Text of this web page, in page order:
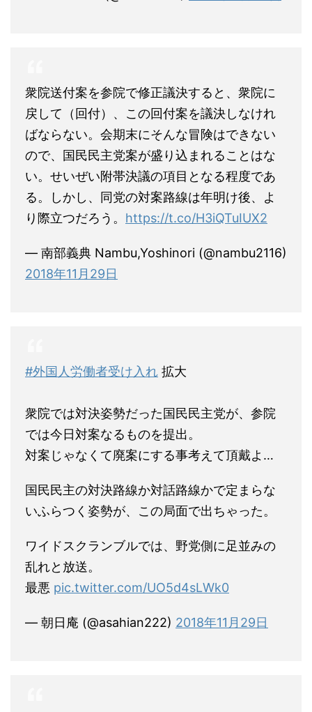
衆院送付案を参院で修正議決すると、衆院に
戻して（回付）、この回付案を議決しなけれ
ばならない。会期末にそんな冒険はできない
ので、国民民主党案が盛り込まれることはな
い。せいぜい附帯決議の項目となる程度であ
る。しかし、同党の対案路線は年明け後、よ
り際立つだろう。 https://t.co/H3iQTuIUX2
— 南部義典 Nambu,Yoshinori (@nambu2116)
2018年11月29日
#外国人労働者受け入れ 拡大
衆院では対決姿勢だった国民民主党が、参院
では今日対案なるものを提出。
対案じゃなくて廃案にする事考えて頂戴よ…
国民民主の対決路線か対話路線かで定まらな
いふらつく姿勢が、この局面で出ちゃった。
ワイドスクランブルでは、野党側に足並みの
乱れと放送。
最悪 pic.twitter.com/UO5d4sLWk0
— 朝日庵 (@asahian222) 2018年11月29日